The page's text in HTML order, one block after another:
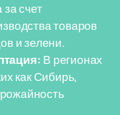
за счет
товаров
и зелени.
В регионах
как Сибирь,